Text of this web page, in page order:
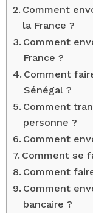
Comment
la France ?
Comment
France ?
Comment
Sénégal ?
Comment
personne ?
Comment
Comment se
Comment
Comment
bancaire ?